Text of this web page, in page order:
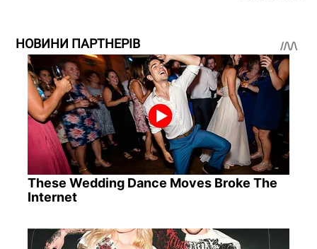
НОВИНИ ПАРТНЕРІВ
These Wedding Dance Moves Broke The
Internet